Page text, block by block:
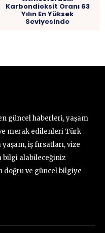
Karbondioksit Oranı 63
Yılın En Yüksek
Seviyesinde
güncel haberleri, yaşam
merak edilenleri Türk
iş fırsatları, vize
bilgi alabileceğiniz
doğru ve güncel bilgiye